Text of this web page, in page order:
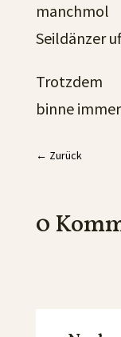
manchmol
Seildänzer
Trotzdem
binne
← Zurück
0